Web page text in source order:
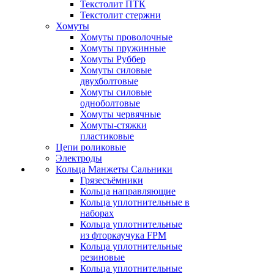
Текстолит ПТК
Текстолит стержни
Хомуты
Хомуты проволочные
Хомуты пружинные
Хомуты Руббер
Хомуты силовые
двухболтовые
Хомуты силовые
одноболтовые
Хомуты червячные
Хомуты-стяжки
пластиковые
Цепи роликовые
Электроды
Кольца Манжеты Сальники
Грязесъёмники
Кольца направляющие
Кольца уплотнительные в
наборах
Кольца уплотнительные
из фторкаучука FPM
Кольца уплотнительные
резиновые
Кольца уплотнительные